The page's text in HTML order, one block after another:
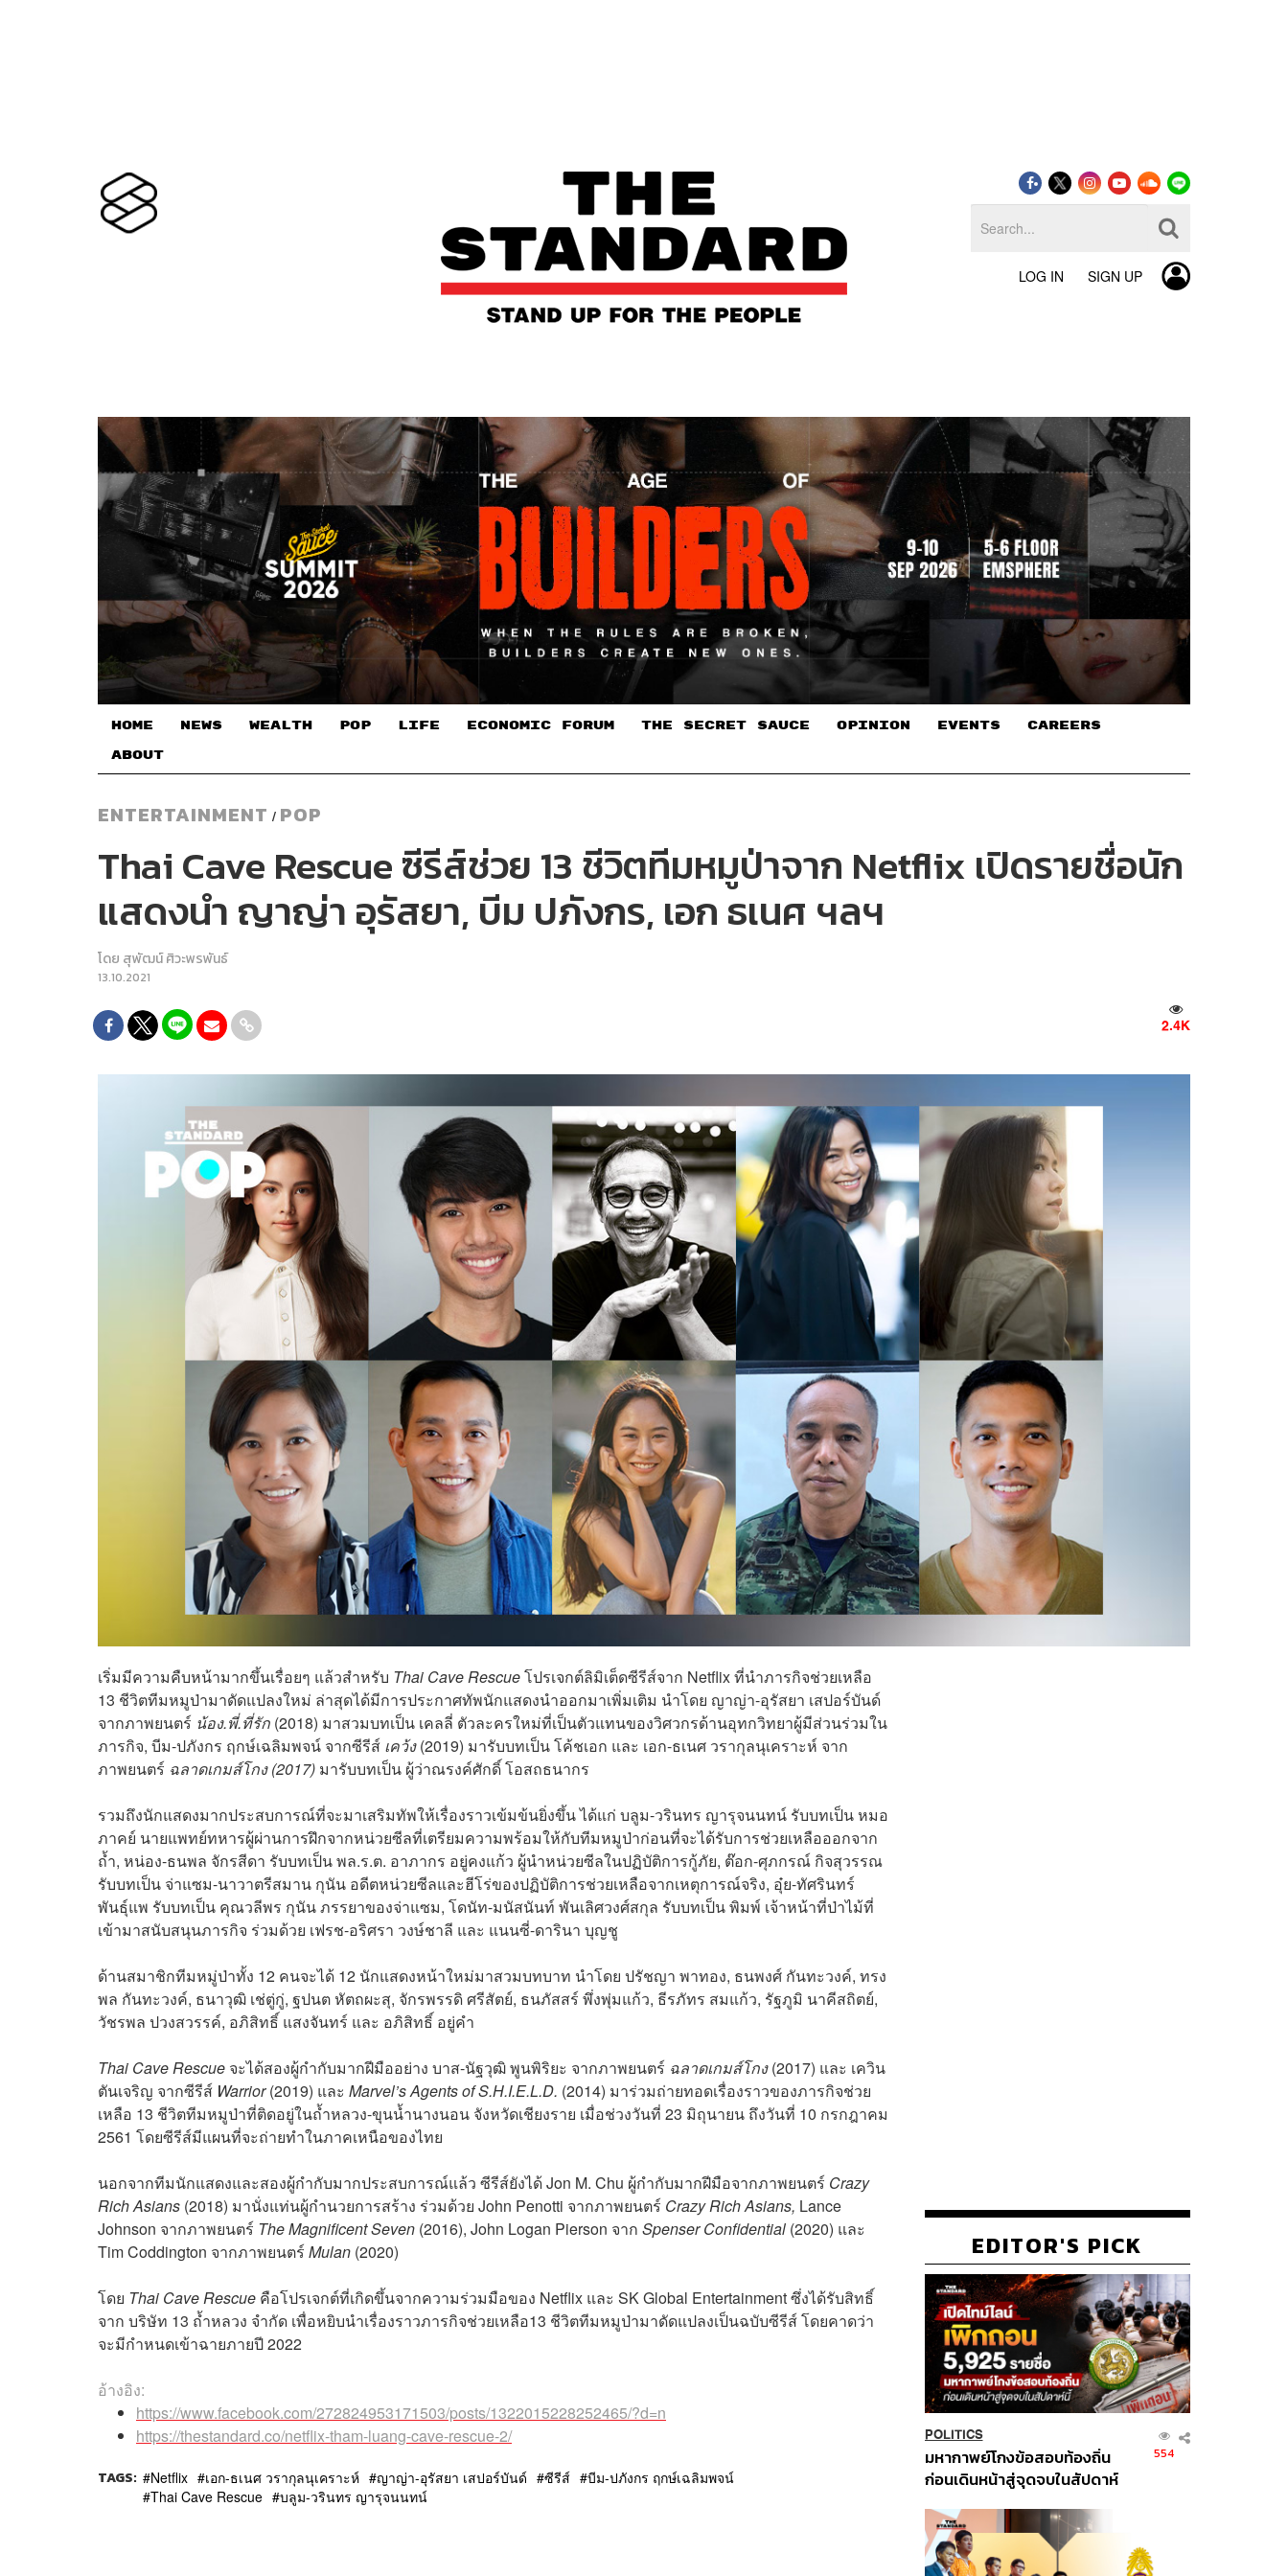
LOG IN SIGN UP
HOME NEWS WEALTH POP LIFE ECONOMIC FORUM THE SECRET SAUCE​ OPINION EVENTS CAREERS
ABOUT
ENTERTAINMENT / POP
Thai Cave Rescue ซีรีส์ช่วย 13 ชีวิตทีมหมูป่าจาก Netflix เปิดรายชื่อนัก
แสดงนำ ญาญ่า อุรัสยา, บีม ปภังกร, เอก ธเนศ ฯลฯ
โดย สุพัฒน์ ศิวะพรพันธ์
13.10.2021
2.4K
เริ่มมีความคืบหน้ามากขึ้นเรื่อยๆ แล้วสำหรับ Thai Cave Rescueโปรเจกต์ลิมิเต็ดซีรีส์จาก Netflix ที่นำภารกิจช่วยเหลือ
13 ชีวิตทีมหมูป่ามาดัดแปลงใหม่ ล่าสุดได้มีการประกาศทัพนักแสดงนำออกมาเพิ่มเติม นำโดย ญาญ่า-อุรัสยา เสปอร์บันด์
จากภาพยนตร์ น้อง.พี่.ที่รัก (2018) มาสวมบทเป็น เคลลี่ ตัวละครใหม่ที่เป็นตัวแทนของวิศวกรด้านอุทกวิทยาผู้มีส่วนร่วมใน
ภารกิจ, บีม-ปภังกร ฤกษ์เฉลิมพจน์ จากซีรีส์ เคว้ง(2019) มารับบทเป็น โค้ชเอก และ เอก-ธเนศ วรากุลนุเคราะห์ จาก
ภาพยนตร์ ฉลาดเกมส์โกง (2017) มารับบทเป็น ผู้ว่าณรงค์ศักดิ์ โอสถธนากร
รวมถึงนักแสดงมากประสบการณ์ที่จะมาเสริมทัพให้เรื่องราวเข้มข้นยิ่งขึ้น ได้แก่ บลูม-วรินทร ญารุจนนทน์ รับบทเป็น หมอ
ภาคย์ นายแพทย์ทหารผู้ผ่านการฝึกจากหน่วยซีลที่เตรียมความพร้อมให้กับทีมหมูป่าก่อนที่จะได้รับการช่วยเหลือออกจาก
ถ้ำ, หน่อง-ธนพล จักรสีดา รับบทเป็น พล.ร.ต. อาภากร อยู่คงแก้ว ผู้นำหน่วยซีลในปฏิบัติการกู้ภัย, ต๊อก-ศุภกรณ์ กิจสุวรรณ
รับบทเป็น จ่าแซม-นาวาตรีสมาน กุนัน อดีตหน่วยซีลและฮีโร่ของปฏิบัติการช่วยเหลือจากเหตุการณ์จริง, อุ๋ย-ทัศรินทร์
พันธุ์แพ รับบทเป็น คุณวลีพร กุนัน ภรรยาของจ่าแซม, โดนัท-มนัสนันท์ พันเลิศวงศ์สกุล รับบทเป็น พิมพ์ เจ้าหน้าที่ป่าไม้ที่
เข้ามาสนับสนุนภารกิจ ร่วมด้วย เฟรช-อริศรา วงษ์ชาลี และ แนนซี่-ดารินา บุญชู
ด้านสมาชิกทีมหมู่ป่าทั้ง 12 คนจะได้ 12 นักแสดงหน้าใหม่มาสวมบทบาท นำโดย ปรัชญา พาทอง, ธนพงศ์ กันทะวงค์, ทรง
พล กันทะวงค์, ธนาวุฒิ เช่ตู่กู่, ฐปนต หัตถผะสุ, จักรพรรดิ ศรีสัตย์, ธนภัสสร์ พึ่งพุ่มแก้ว, ธีรภัทร สมแก้ว, รัฐภูมิ นาคีสถิตย์,
วัชรพล ปวงสวรรค์, อภิสิทธิ์ แสงจันทร์ และ อภิสิทธิ์ อยู่คำ
Thai Cave Rescue จะได้สองผู้กำกับมากฝีมืออย่าง บาส-นัฐวุฒิ พูนพิริยะ จากภาพยนตร์ ฉลาดเกมส์โกง(2017) และ เควิน
ตันเจริญ จากซีรีส์ Warrior(2019) และ Marvel’s Agents of S.H.I.E.L.D. (2014) มาร่วมถ่ายทอดเรื่องราวของภารกิจช่วย
เหลือ 13 ชีวิตทีมหมูป่าที่ติดอยู่ในถ้ำหลวง-ขุนน้ำนางนอน จังหวัดเชียงราย เมื่อช่วงวันที่ 23 มิถุนายน ถึงวันที่ 10 กรกฎาคม
2561 โดยซีรีส์มีแผนที่จะถ่ายทำในภาคเหนือของไทย
นอกจากทีมนักแสดงและสองผู้กำกับมากประสบการณ์แล้ว ซีรีส์ยังได้ Jon M. Chu ผู้กำกับมากฝีมือจากภาพยนตร์ Crazy
Rich Asians (2018) มานั่งแท่นผู้กำนวยการสร้าง ร่วมด้วย John Penotti จากภาพยนตร์ Crazy Rich Asians, Lance
Johnson จากภาพยนตร์ The Magnificent Seven (2016), John Logan Pierson จาก Spenser Confidential (2020) และ
Tim Coddington จากภาพยนตร์ Mulan (2020)
โดย Thai Cave Rescue คือโปรเจกต์ที่เกิดขึ้นจากความร่วมมือของ Netflix และ SK Global Entertainment ซึ่งได้รับสิทธิ์
จาก บริษัท 13 ถ้ำหลวง จำกัด เพื่อหยิบนำเรื่องราวภารกิจช่วยเหลือ13 ชีวิตทีมหมูป่ามาดัดแปลงเป็นฉบับซีรีส์ โดยคาดว่า
จะมีกำหนดเข้าฉายภายปี 2022
อ้างอิง:
https://www.facebook.com/272824953171503/posts/1322015228252465/?d=n
https://thestandard.co/netflix-tham-luang-cave-rescue-2/
TAGS: Netflix เอก-ธเนศ วรากุลนุเคราะห์ ญาญ่า-อุรัสยา เสปอร์บันด์ ซีรีส์
บีม-ปภังกร ฤกษ์เฉลิมพจน์
Thai Cave Rescue
บลูม-วรินทร ญารุจนนทน์
EDITOR'S PICK
POLITICS
มหากาพย์โกงข้อสอบท้องถิ่น
ก่อนเดินหน้าสู่จุดจบในสัปดาห์
554